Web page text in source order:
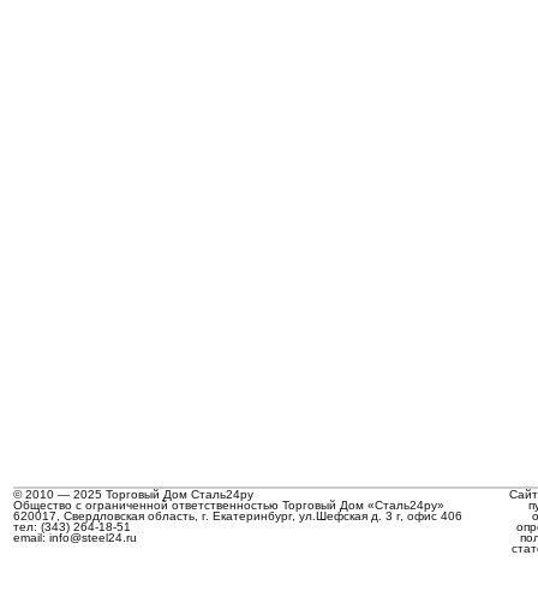
© 2010 — 2025 Торговый Дом Сталь24ру
Общество с ограниченной ответственностью Торговый Дом «Сталь24ру»
620017, Свердловская область, г. Екатеринбург, ул.Шефская д. 3 г, офис 406
тел: (343) 264-18-51
email: info@steel24.ru